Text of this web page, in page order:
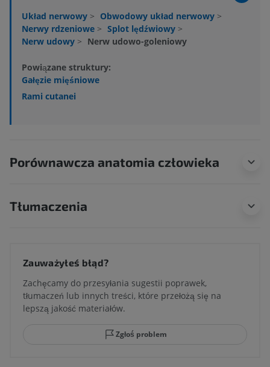
Układ nerwowy > Obwodowy układ nerwowy >
Nerwy rdzeniowe > Splot lędźwiowy >
Nerw udowy > Nerw udowo-goleniowy
Powiązane struktury:
Gałęzie mięśniowe
Rami cutanei
Porównawcza anatomia człowieka
Tłumaczenia
Zauważyłeś błąd?
Zachęcamy do przesyłania sugestii poprawek,
tłumaczeń lub innych treści, które przełożą się na
lepszą jakość materiałów.
Zgłoś problem